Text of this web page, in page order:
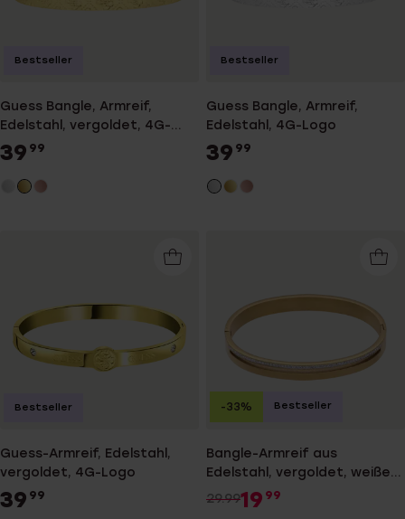
Guess Bangle, Armreif,
Edelstahl, vergoldet, 4G-
Logo
39 99
Bestseller
Guess Bangle, Armreif,
Edelstahl, 4G-Logo
39 99
Bestseller
Guess-Armreif, Edelstahl,
vergoldet, 4G-Logo
39 99
Bestseller
Bangle-Armreif aus
Edelstahl, vergoldet, weißer
Kristall
29.9919 99
-33% Bestseller